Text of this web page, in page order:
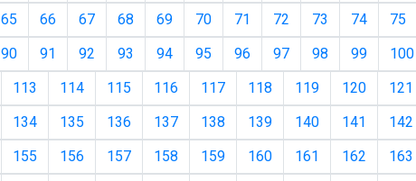
65 66 67 68 69 70 71 72 73 74 75
90 91 92 93 94 95 96 97 98 99 100
113 114 115 116 117 118 119 120 121
134 135 136 137 138 139 140 141 142
155 156 157 158 159 160 161 162 163